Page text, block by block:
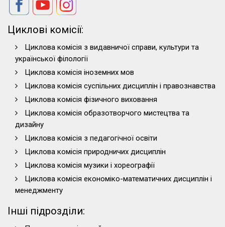
Циклові комісії:
Циклова комісія з видавничої справи, культури та
української філології
Циклова комісія іноземних мов
Циклова комісія суспільних дисциплін і правознавства
Циклова комісія фізичного виховання
Циклова комісія образотворчого мистецтва та
дизайну
Циклова комісія з педагогічної освіти
Циклова комісія природничих дисциплін
Циклова комісія музики і хореографії
Циклова комісія економіко-математичних дисциплін і
менеджменту
Інші підрозділи: